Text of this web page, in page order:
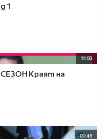
1
11:03
Краят на
01:46